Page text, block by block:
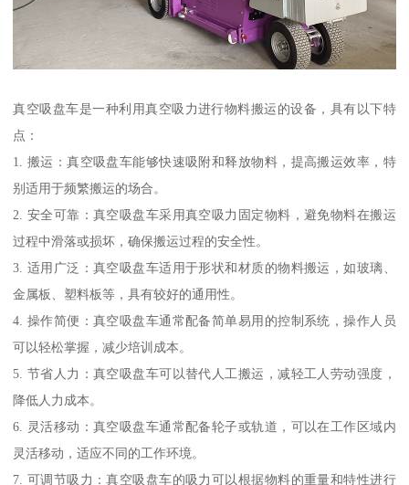
真空吸盘车是一种利用真空吸力进行物料搬运的设备，具有以下特
点：
1. 搬运：真空吸盘车能够快速吸附和释放物料，提高搬运效率，特
别适用于频繁搬运的场合。
2. 安全可靠：真空吸盘车采用真空吸力固定物料，避免物料在搬运
过程中滑落或损坏，确保搬运过程的安全性。
3. 适用广泛：真空吸盘车适用于形状和材质的物料搬运，如玻璃、
金属板、塑料板等，具有较好的通用性。
4. 操作简便：真空吸盘车通常配备简单易用的控制系统，操作人员
可以轻松掌握，减少培训成本。
5. 节省人力：真空吸盘车可以替代人工搬运，减轻工人劳动强度，
降低人力成本。
6. 灵活移动：真空吸盘车通常配备轮子或轨道，可以在工作区域内
灵活移动，适应不同的工作环境。
7. 可调节吸力：真空吸盘车的吸力可以根据物料的重量和特性进行